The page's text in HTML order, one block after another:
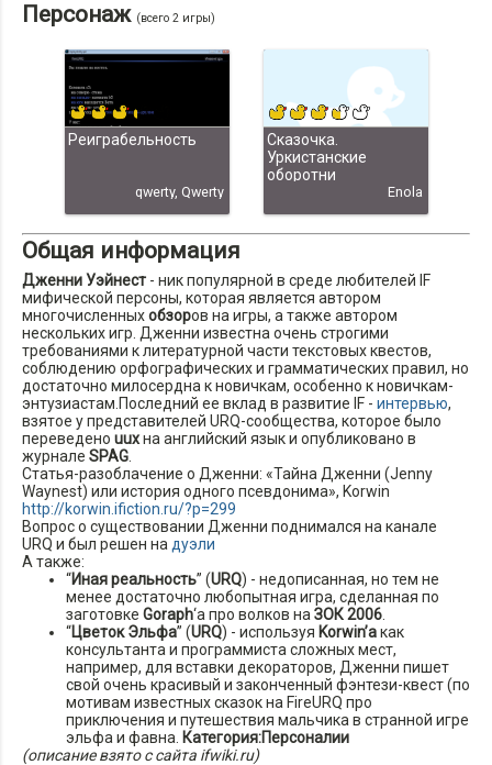
Персонаж (всего 2 игры)
Реиграбельность
qwerty, Qwerty
Сказочка.
Уркистанские
оборотни
Enola
Общая информация
Дженни Уэйнест - ник популярной в среде любителей IF
мифической персоны, которая является автором
многочисленныхобзоров на игры, а также автором
нескольких игр. Дженни известна очень строгими
требованиями к литературной части текстовых квестов,
соблюдению орфографических и грамматических правил, но
достаточно милосердна к новичкам, особенно к новичкам-
энтузиастам.Последний ее вклад в развитие IF - интервью,
взятое у представителей URQ-сообщества, которое было
переведено uuxна английский язык и опубликовано в
журнале SPAG
Статья-разоблачение о Дженни: «Тайна Дженни (Jenny
Waynest) или история одного псевдонима», Korwin
http://korwin.ifiction.ru/?p=299
Вопрос о существовании Дженни поднимался на канале
URQ и был решен на дуэли
А также:
“Иная реальность” (URQ) - недописанная, но тем не
менее достаточно любопытная игра, сделанная по
заготовке Goraph‘a про волков на ЗОК 2006
“Цветок Эльфа” (URQ) - используя Korwin’акак
консультанта и программиста сложных мест,
например, для вставки декораторов, Дженни пишет
свой очень красивый и законченный фэнтези-квест (по
мотивам известных сказок на FireURQ про
приключения и путешествия мальчика в странной игре
эльфа и фавна. Категория:Персоналии
(описание взято с сайта ifwiki.ru)